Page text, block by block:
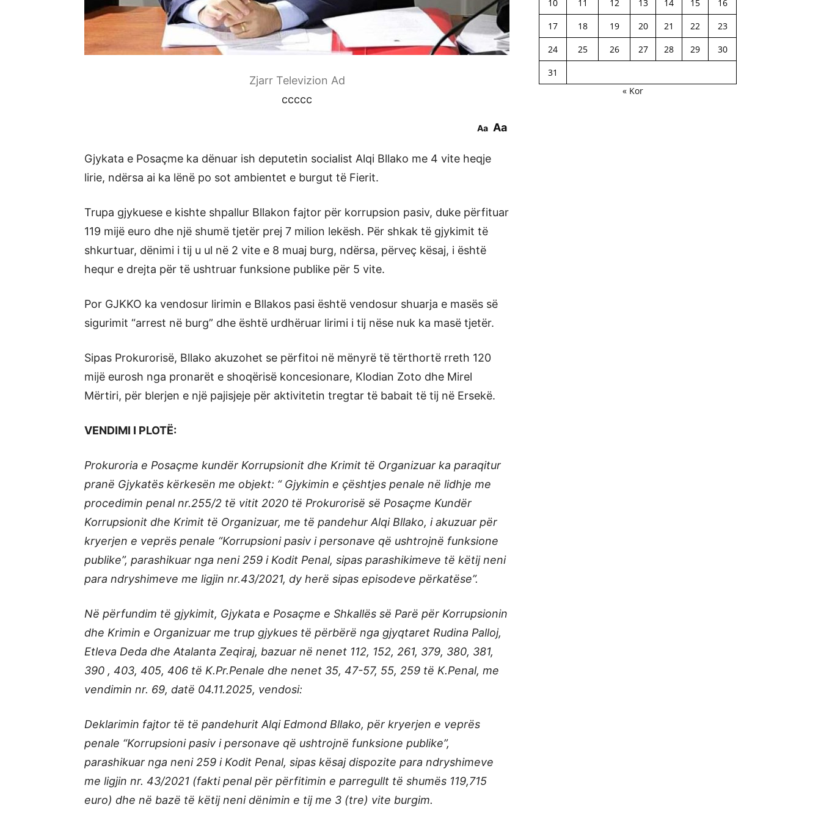
Zjarr Televizion Ad
ccccc
Aa Aa
Gjykata e Posaçme ka dënuar ish deputetin socialist Alqi Bllako me 4 vite heqje
lirie, ndërsa ai ka lënë po sot ambientet e burgut të Fierit.
Trupa gjykuese e kishte shpallur Bllakon fajtor për korrupsion pasiv, duke përfituar
119 mijë euro dhe një shumë tjetër prej 7 milion lekësh. Për shkak të gjykimit të
shkurtuar, dënimi i tij u ul në 2 vite e 8 muaj burg, ndërsa, përveç kësaj, i është
hequr e drejta për të ushtruar funksione publike për 5 vite.
Por GJKKO ka vendosur lirimin e Bllakos pasi është vendosur shuarja e masës së
sigurimit “arrest në burg” dhe është urdhëruar lirimi i tij nëse nuk ka masë tjetër.
Sipas Prokurorisë, Bllako akuzohet se përfitoi në mënyrë të tërthortë rreth 120
mijë eurosh nga pronarët e shoqërisë koncesionare, Klodian Zoto dhe Mirel
Mërtiri, për blerjen e një pajisjeje për aktivitetin tregtar të babait të tij në Ersekë.
VENDIMI I PLOTË:
Prokuroria e Posaçme kundër Korrupsionit dhe Krimit të Organizuar ka paraqitur
pranë Gjykatës kërkesën me objekt: “ Gjykimin e çështjes penale në lidhje me
procedimin penal nr.255/2 të vitit 2020 të Prokurorisë së Posaçme Kundër
Korrupsionit dhe Krimit të Organizuar, me të pandehur Alqi Bllako, i akuzuar për
kryerjen e veprës penale “Korrupsioni pasiv i personave që ushtrojnë funksione
publike”, parashikuar nga neni 259 i Kodit Penal, sipas parashikimeve të këtij neni
para ndryshimeve me ligjin nr.43/2021, dy herë sipas episodeve përkatëse”.
Në përfundim të gjykimit, Gjykata e Posaçme e Shkallës së Parë për Korrupsionin
dhe Krimin e Organizuar me trup gjykues të përbërë nga gjyqtaret Rudina Palloj,
Etleva Deda dhe Atalanta Zeqiraj, bazuar në nenet 112, 152, 261, 379, 380, 381,
390 , 403, 405, 406 të K.Pr.Penale dhe nenet 35, 47-57, 55, 259 të K.Penal, me
vendimin nr. 69, datë 04.11.2025, vendosi:
Deklarimin fajtor të të pandehurit Alqi Edmond Bllako, për kryerjen e veprës
penale “Korrupsioni pasiv i personave që ushtrojnë funksione publike”,
parashikuar nga neni 259 i Kodit Penal, sipas kësaj dispozite para ndryshimeve
me ligjin nr. 43/2021 (fakti penal për përfitimin e parregullt të shumës 119,715
euro) dhe në bazë të këtij neni dënimin e tij me 3 (tre) vite burgim.
10 11 12 13 14 15
16
17
18 19 20 21 22
23
24
25 26 27 28 29
30
31
« Kor